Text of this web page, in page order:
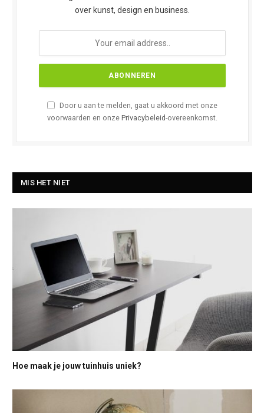
over kunst, design en business.
Door u aan te melden, gaat u akkoord met onze
voorwaarden en onze Privacybeleid-overeenkomst.
MIS HET NIET
Hoe maak je jouw tuinhuis uniek?